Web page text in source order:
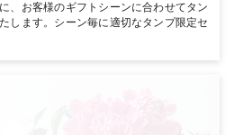
、お客様のギフトシーンに合わせてタン
します。シーン毎に適切なタンプ限定セ